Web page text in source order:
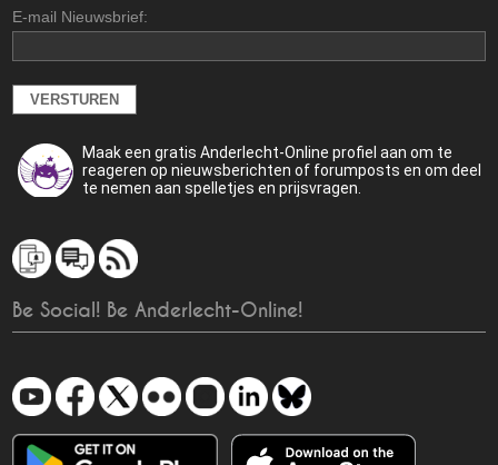
E-mail Nieuwsbrief:
Maak een gratis Anderlecht-Online profiel aan om te
reageren op nieuwsberichten of forumposts en om deel
te nemen aan spelletjes en prijsvragen.
Be Social! Be Anderlecht-Online!